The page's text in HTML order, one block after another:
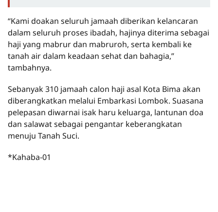
“Kami doakan seluruh jamaah diberikan kelancaran
dalam seluruh proses ibadah, hajinya diterima sebagai
haji yang mabrur dan mabruroh, serta kembali ke
tanah air dalam keadaan sehat dan bahagia,”
tambahnya.
Sebanyak 310 jamaah calon haji asal Kota Bima akan
diberangkatkan melalui Embarkasi Lombok. Suasana
pelepasan diwarnai isak haru keluarga, lantunan doa
dan salawat sebagai pengantar keberangkatan
menuju Tanah Suci.
*Kahaba-01